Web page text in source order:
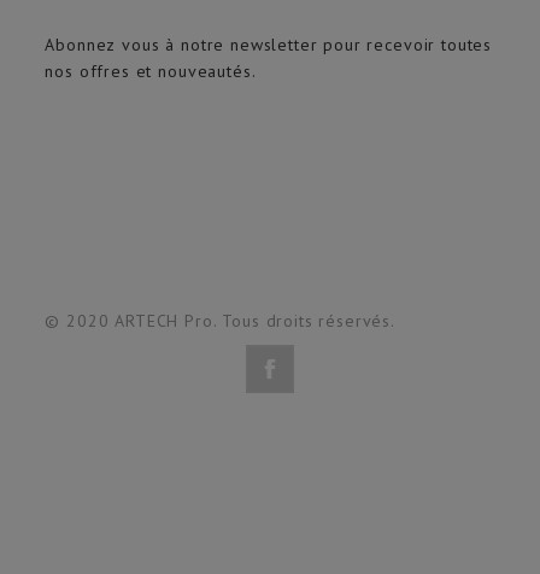
Abonnez vous à notre newsletter pour recevoir toutes
nos offres et nouveautés.
© 2020 ARTECH Pro. Tous droits réservés.